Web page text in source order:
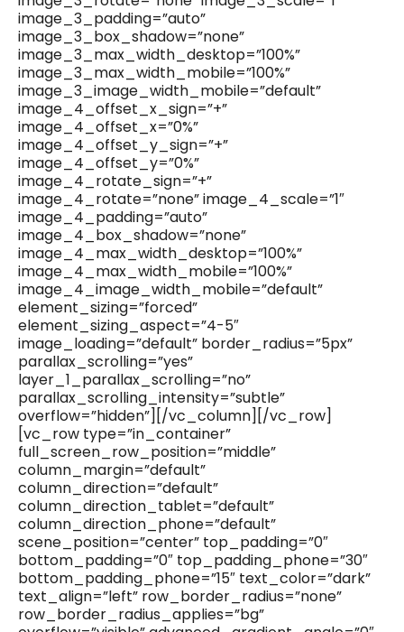
image_3_padding=”auto”
image_3_box_shadow=”none”
image_3_max_width_desktop=”100%”
image_3_max_width_mobile=”100%”
image_3_image_width_mobile=”default”
image_4_offset_x_sign=”+”
image_4_offset_x=”0%”
image_4_offset_y_sign=”+”
image_4_offset_y=”0%”
image_4_rotate_sign=”+”
image_4_rotate=”none” image_4_scale=”1″
image_4_padding=”auto”
image_4_box_shadow=”none”
image_4_max_width_desktop=”100%”
image_4_max_width_mobile=”100%”
image_4_image_width_mobile=”default”
element_sizing=”forced”
element_sizing_aspect=”4-5″
image_loading=”default” border_radius=”5px”
parallax_scrolling=”yes”
layer_1_parallax_scrolling=”no”
parallax_scrolling_intensity=”subtle”
overflow=”hidden”][/vc_column][/vc_row]
[vc_row type=”in_container”
full_screen_row_position=”middle”
column_margin=”default”
column_direction=”default”
column_direction_tablet=”default”
column_direction_phone=”default”
scene_position=”center” top_padding=”0″
bottom_padding=”0″ top_padding_phone=”30″
bottom_padding_phone=”15″ text_color=”dark”
text_align=”left” row_border_radius=”none”
row_border_radius_applies=”bg”